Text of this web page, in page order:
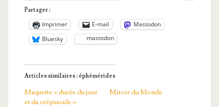
Partager :
Imprimer E-mail
Mastodon
Bluesky
mastodon
Articles similaires : éphémérides
Maquette « durée du jour
et du crépuscule »
Miroir du Monde